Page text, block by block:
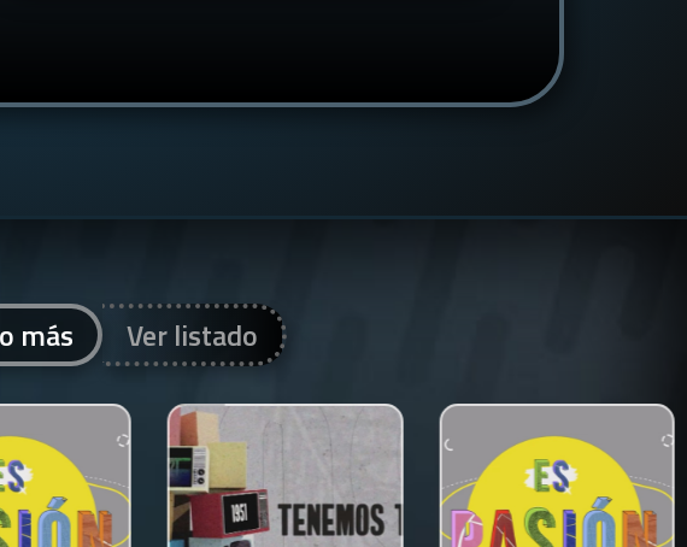
más Ver listado